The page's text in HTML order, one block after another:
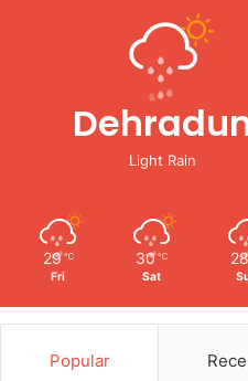
Light Rain
29 ℃
Fri
30 ℃
Sat
28
Popular